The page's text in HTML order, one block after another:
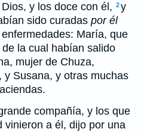
y los doce con él, 2y
sido curadas por él
María, que
la cual habían salido
mujer de Chuza,
y Susana, y otras muchas
compañía, y los que
vinieron a él, dijo por una